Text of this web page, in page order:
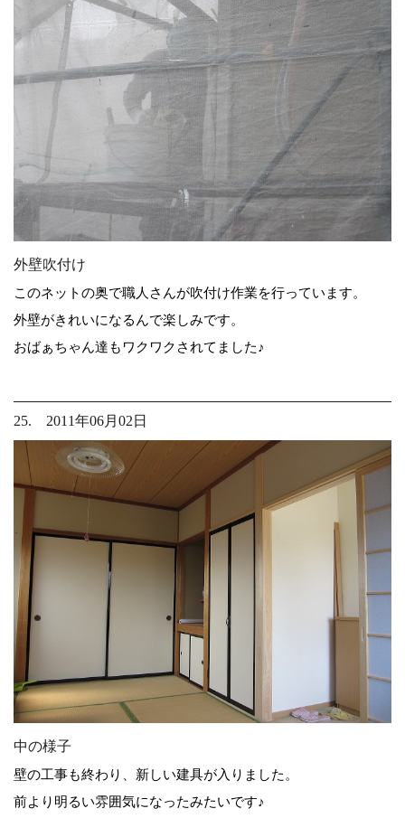
外壁吹付け
このネットの奥で職人さんが吹付け作業を行っています。
外壁がきれいになるんで楽しみです。
おばぁちゃん達もワクワクされてました♪
25. 2011年06月02日
中の様子
壁の工事も終わり、新しい建具が入りました。
前より明るい雰囲気になったみたいです♪